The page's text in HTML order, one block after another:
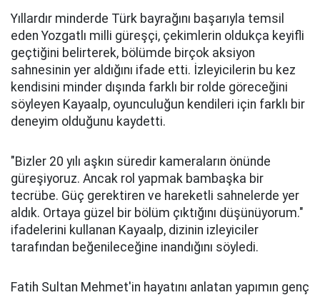
Yıllardır minderde Türk bayrağını başarıyla temsil
eden Yozgatlı milli güreşçi, çekimlerin oldukça keyifli
geçtiğini belirterek, bölümde birçok aksiyon
sahnesinin yer aldığını ifade etti. İzleyicilerin bu kez
kendisini minder dışında farklı bir rolde göreceğini
söyleyen Kayaalp, oyunculuğun kendileri için farklı bir
deneyim olduğunu kaydetti.
"Bizler 20 yılı aşkın süredir kameraların önünde
güreşiyoruz. Ancak rol yapmak bambaşka bir
tecrübe. Güç gerektiren ve hareketli sahnelerde yer
aldık. Ortaya güzel bir bölüm çıktığını düşünüyorum."
ifadelerini kullanan Kayaalp, dizinin izleyiciler
tarafından beğenileceğine inandığını söyledi.
Fatih Sultan Mehmet'in hayatını anlatan yapımın genç